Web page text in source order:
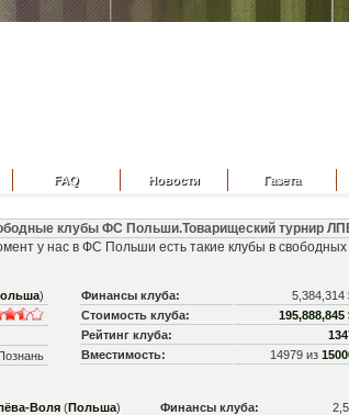
FAQ Новости Газета
клубы ФС Польши.Товарищеский турнир
у нас в ФС Польши есть такие клубы в
)
Финансы клуба:
5,384,314
Стоимость клуба:
195,888,845
Рейтинг клуба:
Вместимость:
14979 из
Воля (Польша)
Финансы клуба: